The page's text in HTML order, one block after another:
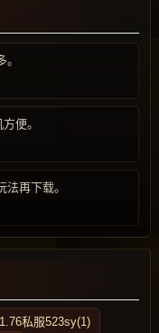
便。
再下载。
私服523sy(1)